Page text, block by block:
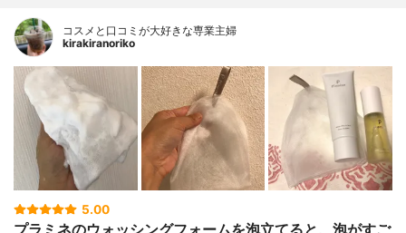
コスメと口コミが大好きな専業主婦
kirakiranoriko
5.00
プラミネのウォッシングフォームを泡立てると、泡がすご